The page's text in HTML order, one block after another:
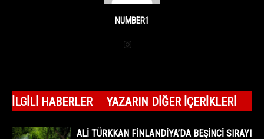
NUMBER1
İLGILI HABERLER YAZARIN DIĞER İÇERIKLERI
ALİ TÜRKKAN FİNLANDİYA’DA BEŞİNCİ SIRAYI